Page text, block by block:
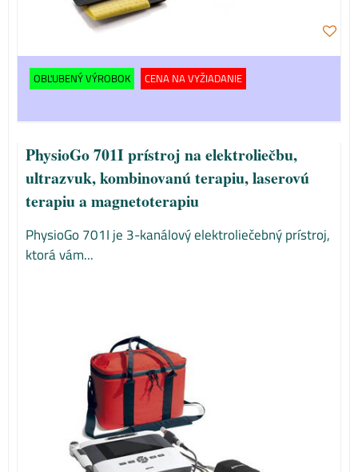
OBĽUBENÝ VÝROBOK CENA NA VYŽIADANIE
PhysioGo 701I prístroj na elektroliečbu,
ultrazvuk, kombinovanú terapiu, laserovú
terapiu a magnetoterapiu
PhysioGo 701I je 3-kanálový elektroliečebný prístroj,
ktorá vám...